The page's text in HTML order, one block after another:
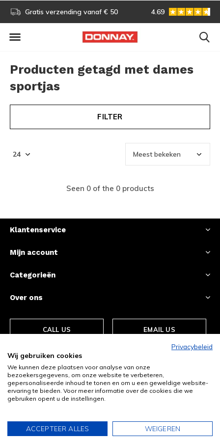
Gratis verzending vanaf € 50 Gratis omruilen
4.69
Producten getagd met dames
sportjas
FILTER
Seen 0 of the 0 products
Klantenservice
Mijn account
Categorieën
Over ons
CALL US EMAIL US
© Copyright2026- Theme ByDMWS-RSS-feed
Privacybeleid
Wij gebruiken cookies
We kunnen deze plaatsen voor analyse van onze
bezoekersgegevens, om onze website te verbeteren,
gepersonaliseerde inhoud te tonen en om u een geweldige website-
ervaring te bieden. Voor meer informatie over de cookies die we
gebruiken opent u de instellingen.
ACCEPTEER ALLES WEIGEREN